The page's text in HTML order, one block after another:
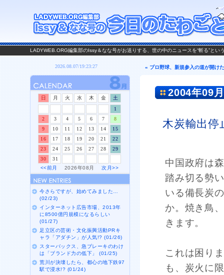
LADYWEB.ORG編集部のIssy＆なな号がお送りする、世の中のニュースを“斬る”と
« プロ野球、新規参入の道が開けた
2004年09
木炭輸出
中国政府は
踏み切る勢
いる備長炭
か。焼き鳥
きます。
これは困り
も、炭火に
日 月 火 水 木 金
土
1
2
3 4 5 6 7
8
9
10 11 12 13 14
15
16
17 18 19 20 21
22
23
24 25 26 27 28
29
30
31
<<前月
2026年08月次月>>
今さらですが、始めてみました…
(02/23)
インターネット広告市場、2013年
に8500億円規模になるらしい
(01/27)
足立区の芸術・文化振興活動PRキ
ャラ「アダチン」が人気!? (01/26)
スターバックス、急ブレーキのわけ
は「ブランド力の低下」 (01/25)
荒川が決壊したら、都心の地下鉄97
駅で浸水!? (01/24)